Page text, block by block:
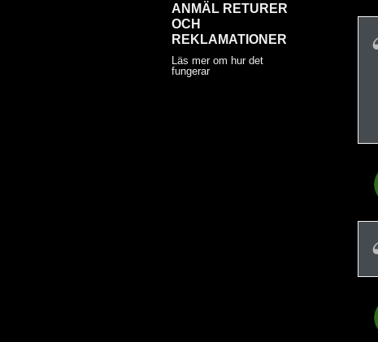
ANMÄL RETURER
OCH
REKLAMATIONER
Läs mer om hur det
fungerar